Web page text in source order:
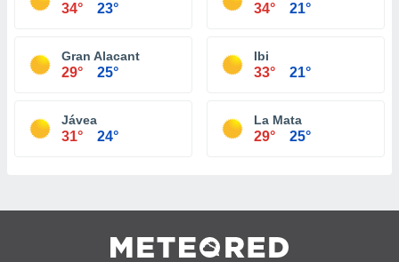
34° 23° 34° 21°
Gran Alacant
29° 25°
Ibi
33° 21°
Jávea
31° 24°
La Mata
29° 25°